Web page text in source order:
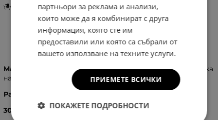
Инструкции за грижа и поддръжка
Информация
Материал:
100 % Естествена кожа, изключително мека
на допир
Размери:
30
X15см.
партньори за реклама и анализи,
които може да я комбинират с друга
информация, която сте им
предоставили или която са събрали от
вашето използване на техните услуги.
ПРИЕМЕТЕ ВСИЧКИ
ПОКАЖЕТЕ ПОДРОБНОСТИ